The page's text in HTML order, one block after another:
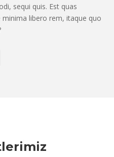
sequi quis. Est quas
libero rem, itaque quo